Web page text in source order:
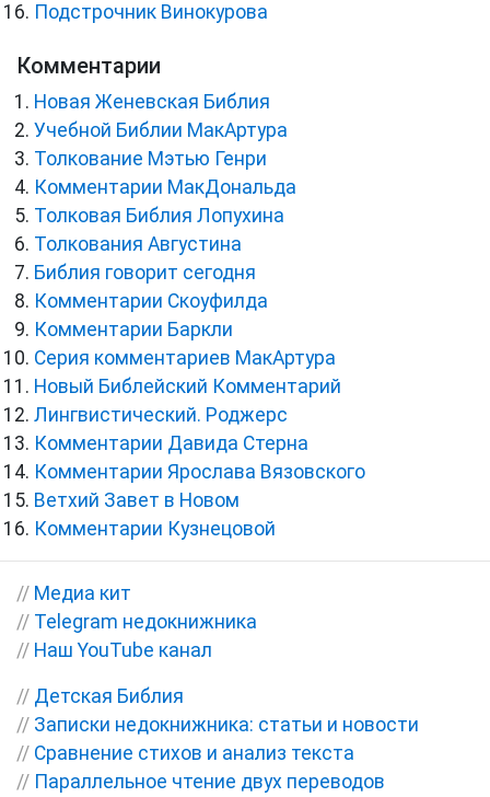
Подстрочник Винокурова
Комментарии
Новая Женевская Библия
Учебной Библии МакАртура
Толкование Мэтью Генри
Комментарии МакДональда
Толковая Библия Лопухина
Толкования Августина
Библия говорит сегодня
Комментарии Скоуфилда
Комментарии Баркли
Серия комментариев МакАртура
Новый Библейский Комментарий
Лингвистический. Роджерс
Комментарии Давида Стерна
Комментарии Ярослава Вязовского
Ветхий Завет в Новом
Комментарии Кузнецовой
// Медиа кит
// Telegram недокнижника
// Наш YouTube канал
// Детская Библия
// Записки недокнижника: статьи и новости
// Сравнение стихов и анализ текста
// Параллельное чтение двух переводов